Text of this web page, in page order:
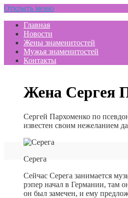
Открыть меню
Главная
Новости
Жены знаменитостей
Мужья знаменитостей
Контакты
Жена Сергея
Сергей Пархоменко по
известен своим нежеланием
Серега
Сейчас Серега занимается
рэпер начал в Германии, там
он был замечен, и ему